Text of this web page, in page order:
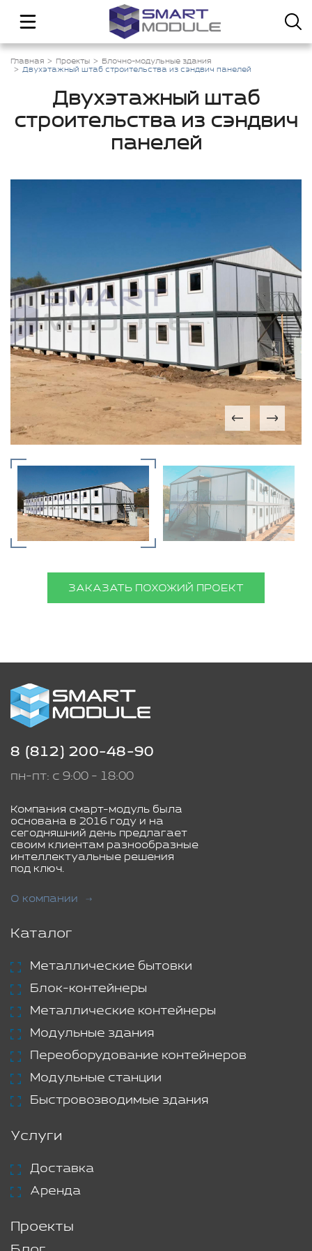
Главная Проекты
Блочно-модульные здания
Двухэтажный штаб строительства из сэндвич панелей
Двухэтажный штаб
строительства из сэндвич
панелей
ЗАКАЗАТЬ ПОХОЖИЙ ПРОЕКТ
8 (812) 200-48-90
пн-пт: с 9:00 - 18:00
Компания смарт-модуль была
основана в 2016 году и на
сегодняшний день предлагает
своим клиентам разнообразные
интеллектуальные решения
под ключ.
О компании
Каталог
Металлические бытовки
Блок-контейнеры
Металлические контейнеры
Модульные здания
Переоборудование контейнеров
Модульные станции
Быстровозводимые здания
Услуги
Доставка
Аренда
Проекты